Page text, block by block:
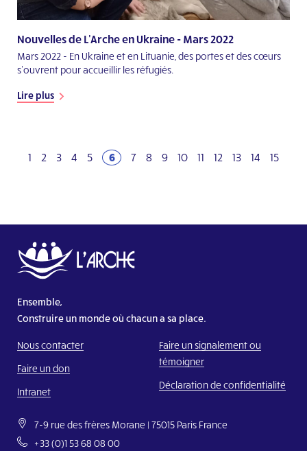
Nouvelles de L'Arche en Ukraine - Mars 2022
Mars 2022 - En Ukraine et en Lituanie, des portes et des cœurs
s'ouvrent pour accueillir les réfugiés.
Lire plus
1 2 3 4 5 6 7 8 9 10 11 12 13 14 15
Ensemble,
Construire un monde où chacun a sa place.
Nous contacter
Faire un don
Intranet
Faire un signalement ou
témoigner
Déclaration de confidentialité
7-9 rue des frères Morane | 75015 Paris France
+33 (0)1 53 68 08 00